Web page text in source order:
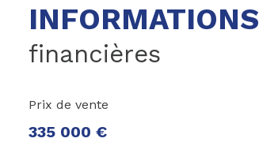
INFORMATIONS
financières
Prix de vente
335 000 €